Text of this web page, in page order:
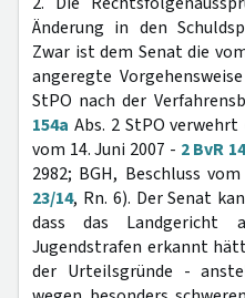
Änderung in den
Zwar ist dem Senat die
angeregte
StPO nach der
154a Abs. 2 StPO verwehrt
vom 14. Juni 2007 - 2 BvR
2982; BGH, Beschluss
23/14, Rn. 6). Der Senat
dass das Landgericht
Jugendstrafen erkannt
der Urteilsgründe -